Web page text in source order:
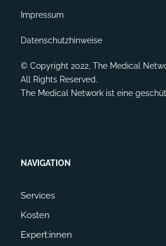
Impressum
Datenschutzhinweise
© Copyright 2022, The Medical
All Rights Reserved.
The Medical Network ist eine
NAVIGATION
Services
Kosten
Expert:innen